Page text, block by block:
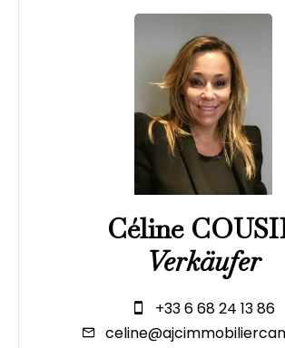
Céline
Verkäufer
+33 6 68 24 13 86